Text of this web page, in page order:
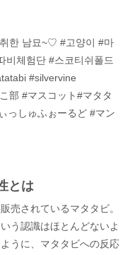
とは
売されているマタタビ。
う認識はほとんどないよ
うに、マタタビへの反応